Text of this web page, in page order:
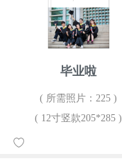
毕业啦
( 所需照片：225 )
( 12寸竖款205*285 )